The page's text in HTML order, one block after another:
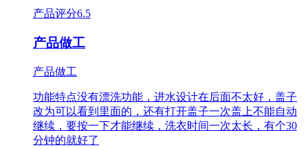
产品评分6.5
产品做工
产品做工
功能特点没有漂洗功能，进水设计在后面不太好，盖子
改为可以看到里面的，还有打开盖子一次盖上不能自动
继续，要按一下才能继续，洗衣时间一次太长，有个30
分钟的就好了